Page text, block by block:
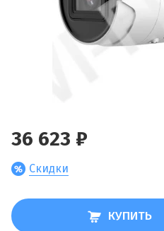
36 623 ₽
Скидки
КУПИТЬ